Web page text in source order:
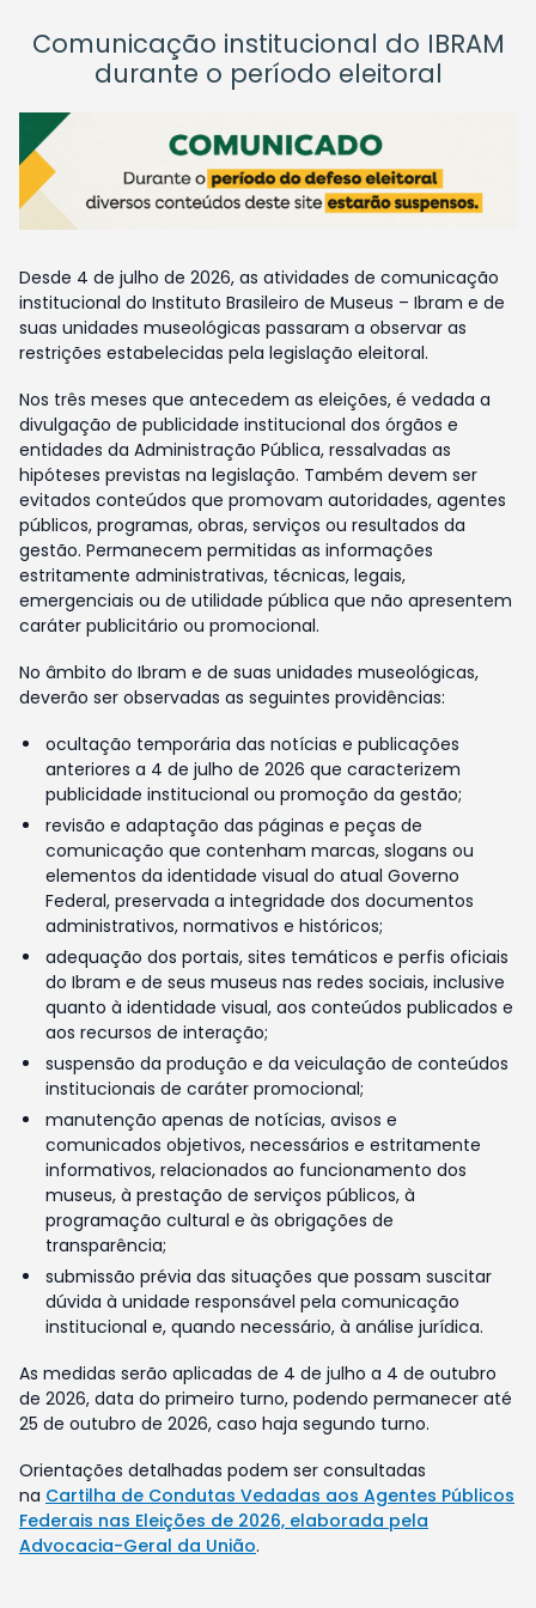
Comunicação institucional do IBRAM
durante o período eleitoral
Desde 4 de julho de 2026, as atividades de comunicação
institucional do Instituto Brasileiro de Museus – Ibram e de
suas unidades museológicas passaram a observar as
restrições estabelecidas pela legislação eleitoral.
Nos três meses que antecedem as eleições, é vedada a
divulgação de publicidade institucional dos órgãos e
entidades da Administração Pública, ressalvadas as
hipóteses previstas na legislação. Também devem ser
evitados conteúdos que promovam autoridades, agentes
públicos, programas, obras, serviços ou resultados da
gestão. Permanecem permitidas as informações
estritamente administrativas, técnicas, legais,
emergenciais ou de utilidade pública que não apresentem
caráter publicitário ou promocional.
No âmbito do Ibram e de suas unidades museológicas,
deverão ser observadas as seguintes providências:
ocultação temporária das notícias e publicações
anteriores a 4 de julho de 2026 que caracterizem
publicidade institucional ou promoção da gestão;
revisão e adaptação das páginas e peças de
comunicação que contenham marcas, slogans ou
elementos da identidade visual do atual Governo
Federal, preservada a integridade dos documentos
administrativos, normativos e históricos;
adequação dos portais, sites temáticos e perfis oficiais
do Ibram e de seus museus nas redes sociais, inclusive
quanto à identidade visual, aos conteúdos publicados e
aos recursos de interação;
suspensão da produção e da veiculação de conteúdos
institucionais de caráter promocional;
manutenção apenas de notícias, avisos e
comunicados objetivos, necessários e estritamente
informativos, relacionados ao funcionamento dos
museus, à prestação de serviços públicos, à
programação cultural e às obrigações de
transparência;
submissão prévia das situações que possam suscitar
dúvida à unidade responsável pela comunicação
institucional e, quando necessário, à análise jurídica.
As medidas serão aplicadas de 4 de julho a 4 de outubro
de 2026, data do primeiro turno, podendo permanecer até
25 de outubro de 2026, caso haja segundo turno.
Orientações detalhadas podem ser consultadas
na Cartilha de Condutas Vedadas aos Agentes Públicos
Federais nas Eleições de 2026, elaborada pela
Advocacia-Geral da União.